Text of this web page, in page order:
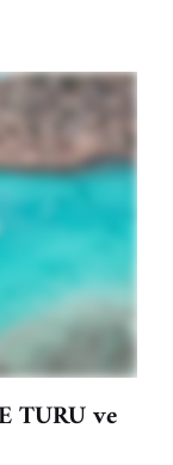
TURU ve